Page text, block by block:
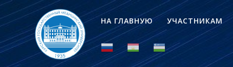
НА ГЛАВНУЮ УЧАСТНИКАМ